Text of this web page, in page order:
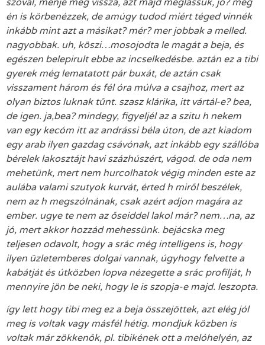
én is körbenézzek, de amúgy tudod miért téged vinnék
inkább mint azt a másikat? mér? mer jobbak a melled.
nagyobbak. uh, köszi…mosojodta le magát a beja, és
egészen belepirult ebbe az incselkedésbe. aztán ez a tibi
gyerek még lematatott pár buxát, de aztán csak
visszament három és fél óra múlva a csajhoz, mert az
olyan biztos luknak tűnt. szasz klárika, itt vártál-e? bea,
de igen. ja,bea? mindegy, figyeljél az a szitu h nekem
van egy kecóm itt az andrássi béla úton, de azt kiadom
egy arab ilyen gazdag csávónak, azt inkább egy szállóba
bérelek lakosztájt havi százhúszért, vágod. de oda nem
mehetünk, mert nem hurcolhatok végig minden este az
aulába valami szutyok kurvát, érted h miről beszélek,
nem az h megszólnának, csak azért adjon magára az
ember. ugye te nem az őseiddel lakol már? nem…na, az
jó, mert akkor hozzád mehessünk. bejácska meg
teljesen odavolt, hogy a srác még intelligens is, hogy
ilyen üzletemberes dolgai vannak, úgyhogy felvette a
kabátját és útközben lopva nézegette a srác profilját, h
mennyire jön be neki, hogy le is szopja-e majd. leszopta.
így lett hogy tibi meg ez a beja összejöttek, azt elég jól
meg is voltak vagy másfél hétig. mondjuk közben is
voltak már zökkenők, pl. tibikének ott a melóhelyén, az